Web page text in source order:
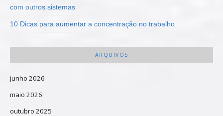
com outros sistemas
10 Dicas para aumentar a concentração no trabalho
ARQUIVOS
junho 2026
maio 2026
outubro 2025